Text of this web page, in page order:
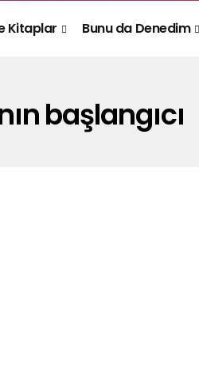
Kitaplar Bunu da Denedim
başlangıcı